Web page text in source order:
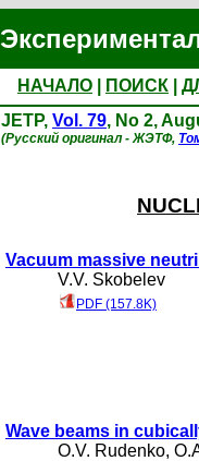
НАЧАЛО ПОИСК
JETP, Vol. 79, No 2,
(Русский оригинал - ЖЭТФ,
Vacuum massive
V.V. Skobelev
PDF (157.8K)
Wave beams in
O.V. Rudenko,